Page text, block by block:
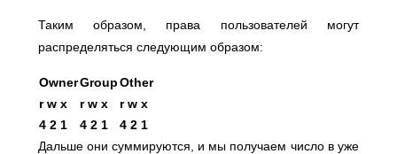
Таким образом, права пользователей могут
распределяться следующим образом:
OwnerGroup Other
r w x r w x r w x
4 2 1 4 2 1 4 2 1
Дальше они суммируются, и мы получаем число в уже